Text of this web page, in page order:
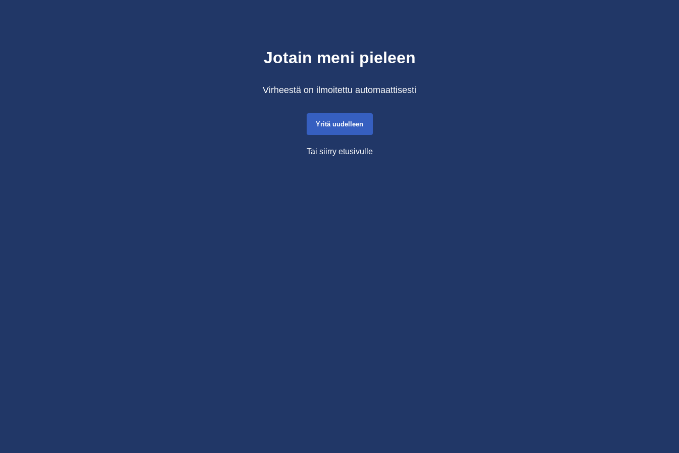
Jotain meni pieleen
Virheestä on ilmoitettu automaattisesti
Yritä uudelleen
Tai siirry etusivulle